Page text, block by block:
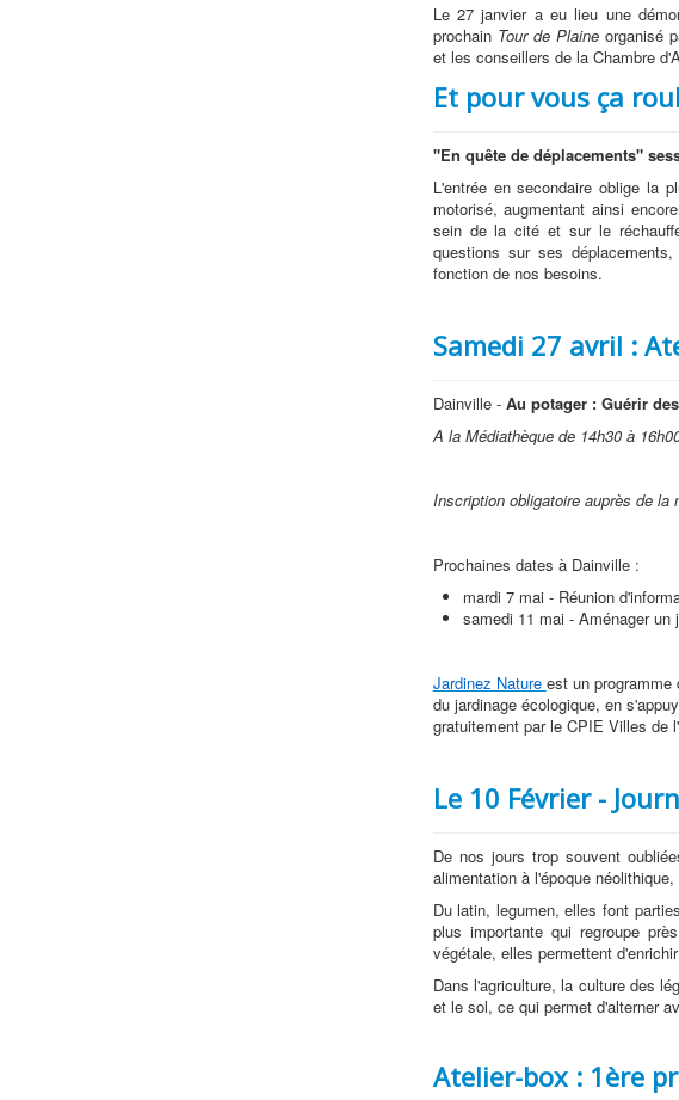
Le 27 janvier a eu lieu une
prochain Tour de Plaineorganisé
et les conseillers de la Chambre
Et pour vous ça
"En quête de déplacements"
L'entrée en secondaire oblige la
motorisé, augmentant ainsi
sein de la cité et sur le
questions sur ses
fonction de nos besoins.
Samedi 27 avril :
Dainville - Au potager : Guérir
A la Médiathèque de 14h30 à
Inscription obligatoire auprès de
Prochaines dates à Dainville :
mardi 7 mai - Réunion
samedi 11 mai - Aménager un
Jardinez Nature est un programme
du jardinage écologique, en
gratuitement par le CPIE Villes de
Le 10 Février -
De nos jours trop souvent
alimentation à l'époque
Du latin, legumen, elles font
plus importante qui regroupe
végétale, elles permettent
Dans l'agriculture, la culture des
et le sol, ce qui permet d'alterner
Atelier-box : 1ère